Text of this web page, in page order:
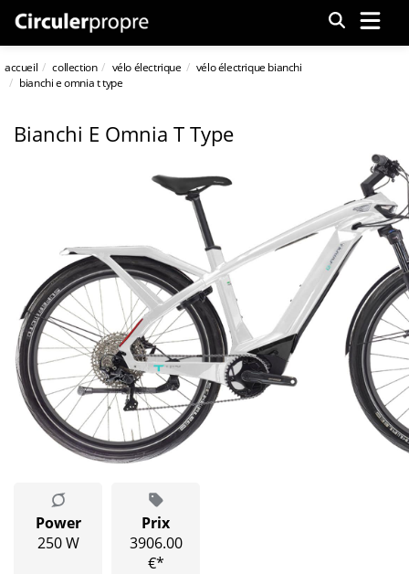
Menu
accueil collection vélo électrique
vélo électrique bianchi
bianchi e omnia t type
Bianchi E Omnia T Type
Power
250 W
Prix
3906.00
€*